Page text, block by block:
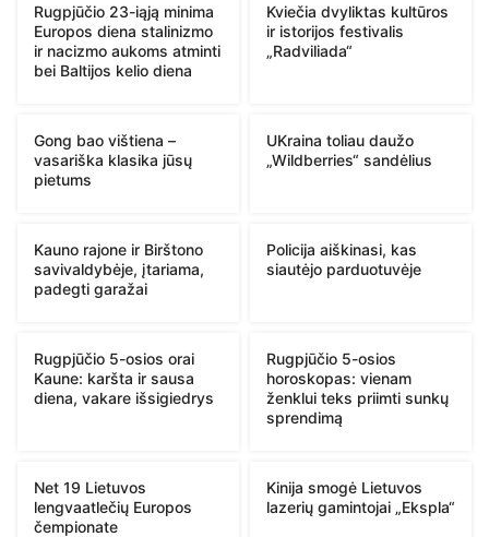
Rugpjūčio 23-iąją minima
Europos diena stalinizmo
ir nacizmo aukoms atminti
bei Baltijos kelio diena
Kviečia dvyliktas kultūros
ir istorijos festivalis
„Radviliada“
Gong bao vištiena –
vasariška klasika jūsų
pietums
UKraina toliau daužo
„Wildberries“ sandėlius
Kauno rajone ir Birštono
savivaldybėje, įtariama,
padegti garažai
Policija aiškinasi, kas
siautėjo parduotuvėje
Rugpjūčio 5-osios orai
Kaune: karšta ir sausa
diena, vakare išsigiedrys
Rugpjūčio 5-osios
horoskopas: vienam
ženklui teks priimti sunkų
sprendimą
Net 19 Lietuvos
lengvaatlečių Europos
čempionate
Kinija smogė Lietuvos
lazerių gamintojai „Ekspla“